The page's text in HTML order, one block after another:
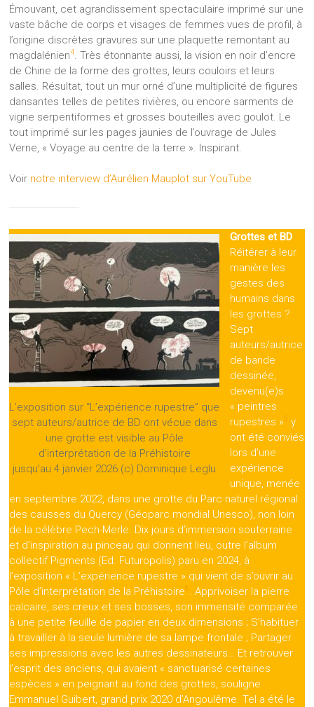
Émouvant, cet agrandissement spectaculaire imprimé sur une
vaste bâche de corps et visages de femmes vues de profil, à
l’origine discrètes gravures sur une plaquette remontant au
magdalénien4
. Très étonnante aussi, la vision en noir d’encre
de Chine de la forme des grottes, leurs couloirs et leurs
salles. Résultat, tout un mur orné d’une multiplicité de figures
dansantes telles de petites rivières, ou encore sarments de
vigne serpentiformes et grosses bouteilles avec goulot. Le
tout imprimé sur les pages jaunies de l’ouvrage de Jules
Verne, « Voyage au centre de la terre ». Inspirant.
Voir notre interview d’Aurélien Mauplot sur YouTube
L’exposition sur “L’expérience rupestre” que
sept auteurs/autrice de BD ont vécue dans
une grotte est visible au Pôle
d’interprétation de la Préhistoire
jusqu’au 4 janvier 2026.(c) Dominique Leglu
Grottes et BD
Réitérer à leur
manière les
gestes des
humains dans
les grottes ?
Sept
auteurs/autrice
de bande
dessinée,
devenu(e)s
« peintres
rupestres »5
y
ont été conviés
lors d’une
expérience
unique, menée
en septembre 2022, dans une grotte du Parc naturel régional
des causses du Quercy (Géoparc mondial Unesco), non loin
de la célèbre Pech-Merle. Dix jours d’immersion souterraine
et d’inspiration au pinceau qui donnent lieu, outre l’album
collectif Pigments (Ed. Futuropolis) paru en 2024, à
l’exposition « L’expérience rupestre » qui vient de s’ouvrir au
Pôle d’interprétation de la Préhistoire6
. Apprivoiser la pierre
calcaire, ses creux et ses bosses, son immensité comparée
à une petite feuille de papier en deux dimensions ; S’habituer
à travailler à la seule lumière de sa lampe frontale ; Partager
ses impressions avec les autres dessinateurs… Et retrouver
l’esprit des anciens, qui avaient « sanctuarisé certaines
espèces » en peignant au fond des grottes, souligne
Emmanuel Guibert, grand prix 2020 d’Angoulême. Tel a été le